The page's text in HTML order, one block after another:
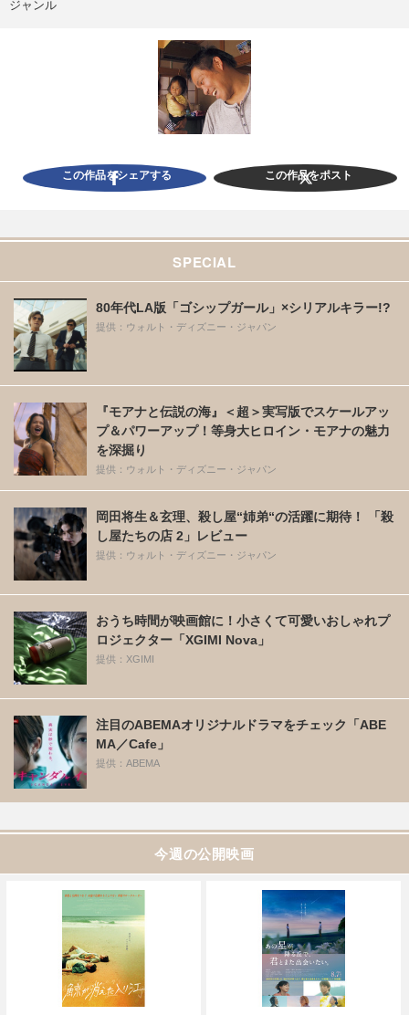
ジャンル
この作品をシェアする この作品をポスト
SPECIAL
80年代LA版「ゴシップガール」×シリアルキラー!?
提供：ウォルト・ディズニー・ジャパン
『モアナと伝説の海』＜超＞実写版でスケールアッ
プ＆パワーアップ！等身大ヒロイン・モアナの魅力
を深掘り
提供：ウォルト・ディズニー・ジャパン
岡田将生＆玄理、殺し屋“姉弟“の活躍に期待！ 「殺
し屋たちの店 2」レビュー
提供：ウォルト・ディズニー・ジャパン
おうち時間が映画館に！小さくて可愛いおしゃれプ
ロジェクター「XGIMI Nova」
提供：XGIMI
注目のABEMAオリジナルドラマをチェック「ABE
MA／Cafe」
提供：ABEMA
今週の公開映画